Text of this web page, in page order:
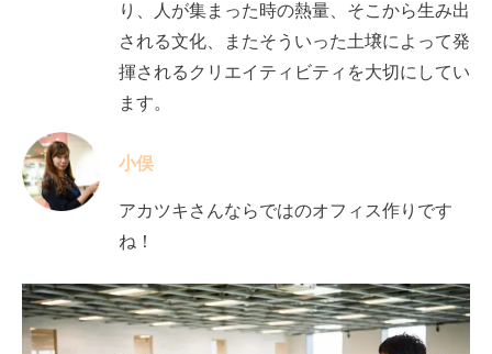
り、人が集まった時の熱量、そこから生み出
される文化、またそういった土壌によって発
揮されるクリエイティビティを大切にしてい
ます。
小俣
アカツキさんならではのオフィス作りです
ね！